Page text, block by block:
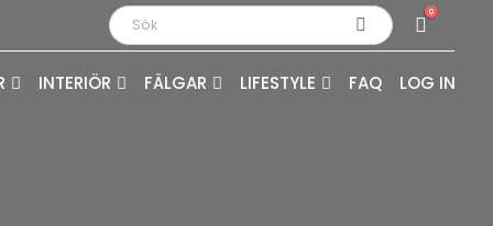
0
INTERIÖR FÄLGAR LIFESTYLE FAQ LOG IN